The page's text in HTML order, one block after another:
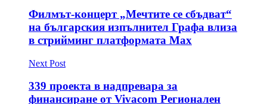
Филмът-концерт „Мечтите се сбъдват“
на българския изпълнител Графа влиза
в стрийминг платформата Max
Next Post
339 проекта в надпревара за
финансиране от Vivacom Регионален